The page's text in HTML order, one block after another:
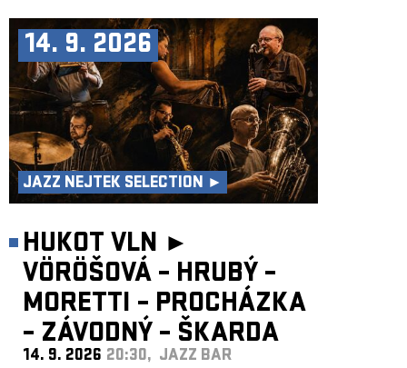
14. 9. 2026
JAZZ NEJTEK SELECTION ►
HUKOT VLN ►
VÖRÖŠOVÁ – HRUBÝ –
MORETTI – PROCHÁZKA
– ZÁVODNÝ – ŠKARDA
14. 9. 2026 20:30, JAZZ BAR